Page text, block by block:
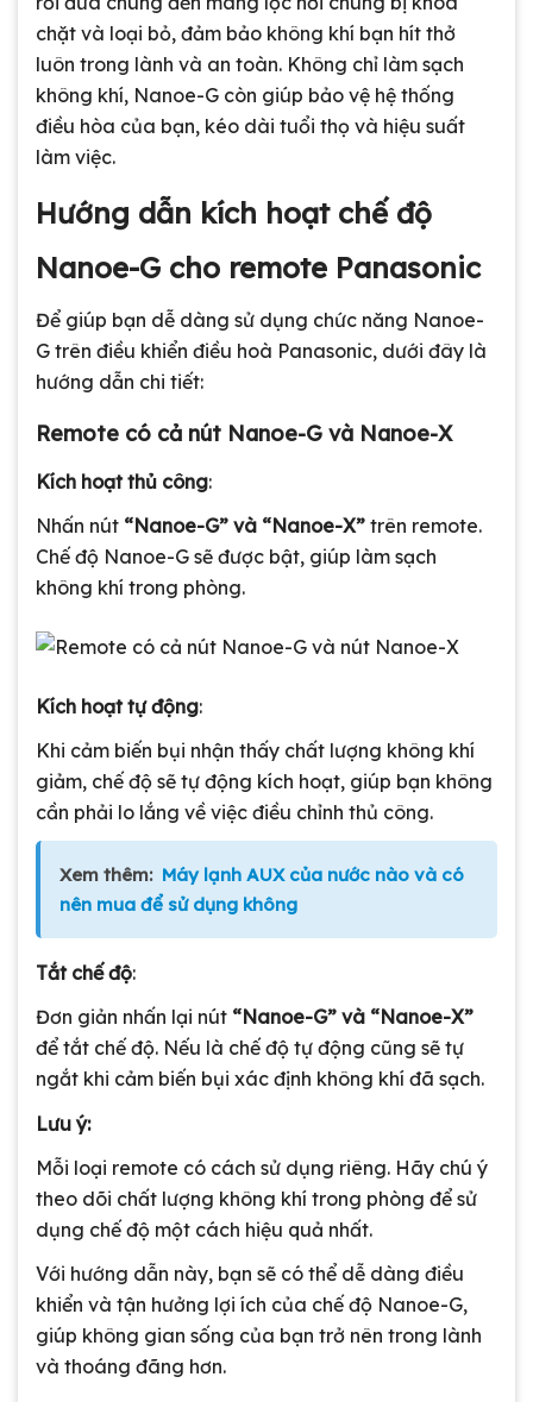
chặt và loại bỏ, đảm bảo không khí bạn hít thở
luôn trong lành và an toàn. Không chỉ làm sạch
không khí, Nanoe-G còn giúp bảo vệ hệ thống
điều hòa của bạn, kéo dài tuổi thọ và hiệu suất
làm việc.
Hướng dẫn kích hoạt chế độ
Nanoe-G cho remote Panasonic
Để giúp bạn dễ dàng sử dụng chức năng Nanoe-
G trên điều khiển điều hoà Panasonic, dưới đây là
hướng dẫn chi tiết:
Remote có cả nút Nanoe-G và Nanoe-X
Kích hoạt thủ công:
Nhấn nút “Nanoe-G” và “Nanoe-X” trên remote.
Chế độ Nanoe-G sẽ được bật, giúp làm sạch
không khí trong phòng.
Kích hoạt tự động:
Khi cảm biến bụi nhận thấy chất lượng không khí
giảm, chế độ sẽ tự động kích hoạt, giúp bạn không
cần phải lo lắng về việc điều chỉnh thủ công.
Xem thêm: Máy lạnh AUX của nước nào và có
nên mua để sử dụng không
Tắt chế độ:
Đơn giản nhấn lại nút “Nanoe-G” và “Nanoe-X”
để tắt chế độ. Nếu là chế độ tự động cũng sẽ tự
ngắt khi cảm biến bụi xác định không khí đã sạch.
Lưu ý:
Mỗi loại remote có cách sử dụng riêng. Hãy chú ý
theo dõi chất lượng không khí trong phòng để sử
dụng chế độ một cách hiệu quả nhất.
Với hướng dẫn này, bạn sẽ có thể dễ dàng điều
khiển và tận hưởng lợi ích của chế độ Nanoe-G,
giúp không gian sống của bạn trở nên trong lành
và thoáng đãng hơn.